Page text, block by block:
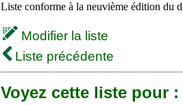
Liste conforme à la neuvième édition du
Modifier la liste
Liste précédente
Voyez cette liste pour :